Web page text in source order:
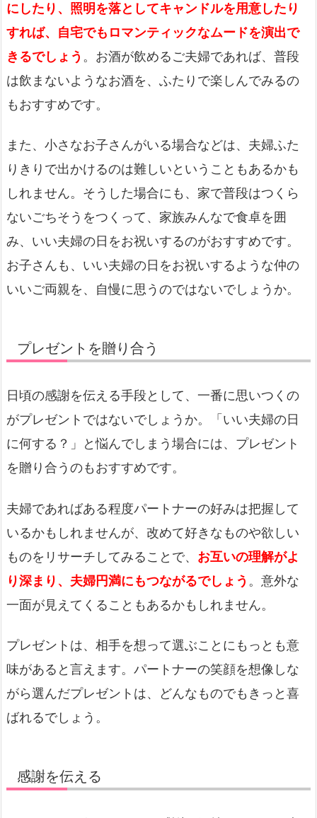
にしたり、照明を落としてキャンドルを用意したり
すれば、自宅でもロマンティックなムードを演出で
きるでしょう 。お酒が飲めるご夫婦であれば、普段
は飲まないようなお酒を、ふたりで楽しんでみるの
もおすすめです。
また、小さなお子さんがいる場合などは、夫婦ふた
りきりで出かけるのは難しいということもあるかも
しれません。そうした場合にも、家で普段はつくら
ないごちそうをつくって、家族みんなで食卓を囲
み、いい夫婦の日をお祝いするのがおすすめです。
お子さんも、いい夫婦の日をお祝いするような仲の
いいご両親を、自慢に思うのではないでしょうか。
プレゼントを贈り合う
日頃の感謝を伝える手段として、一番に思いつくの
がプレゼントではないでしょうか。「いい夫婦の日
に何する？」と悩んでしまう場合には、プレゼント
を贈り合うのもおすすめです。
夫婦であればある程度パートナーの好みは把握して
いるかもしれませんが、改めて好きなものや欲しい
ものをリサーチしてみることで、 お互いの理解がよ
り深まり、夫婦円満にもつながるでしょう 。意外な
一面が見えてくることもあるかもしれません。
プレゼントは、相手を想って選ぶことにもっとも意
味があると言えます。パートナーの笑顔を想像しな
がら選んだプレゼントは、どんなものでもきっと喜
ばれるでしょう。
感謝を伝える